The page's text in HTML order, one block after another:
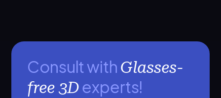
Consult with Glasses-
free 3Dexperts!